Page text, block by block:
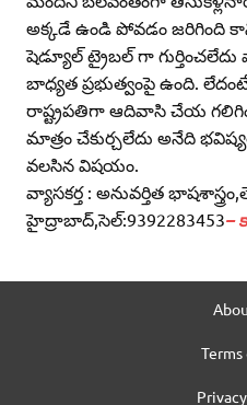
వ్యాసకర్త : అనువర్తిత
హైద్రాబాద్‌,సెల్‌:9392283453–
Terms